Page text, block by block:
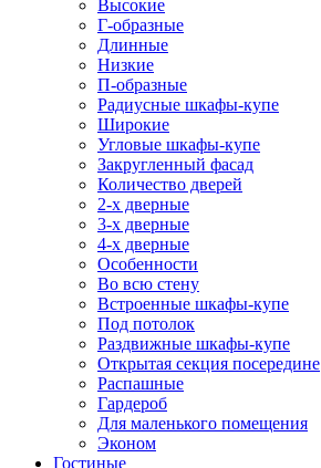
Высокие
Г-образные
Длинные
Низкие
П-образные
Радиусные шкафы-купе
Широкие
Угловые шкафы-купе
Закругленный фасад
Количество дверей
2-х дверные
3-х дверные
4-х дверные
Особенности
Во всю стену
Встроенные шкафы-купе
Под потолок
Раздвижные шкафы-купе
Открытая секция посередине
Распашные
Гардероб
Для маленького помещения
Эконом
Гостиные